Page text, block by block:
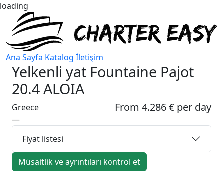
loading
Ana Sayfa Katalog İletişim
Yelkenli yat Fountaine Pajot
20.4 ALOIA
From 4.286 € per day
Greece
—
Fiyat listesi
Müsaitlik ve ayrıntıları kontrol et